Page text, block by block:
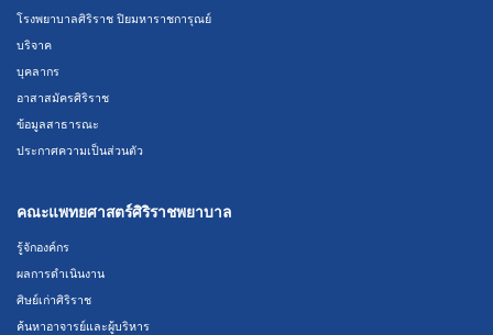
โรงพยาบาลศิริราช ปิยมหาราชการุณย์
บริจาค
บุคลากร
อาสาสมัครศิริราช
ข้อมูลสาธารณะ
ประกาศความเป็นส่วนตัว
คณะแพทยศาสตร์ศิริราชพยาบาล
รู้จักองค์กร
ผลการดำเนินงาน
ศิษย์เก่าศิริราช
ค้นหาอาจารย์และผู้บริหาร